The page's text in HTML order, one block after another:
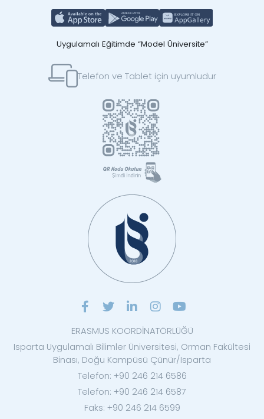
Uygulamalı Eğitimde “Model Üniversite”
Telefon ve Tablet için uyumludur
ERASMUS KOORDİNATÖRLÜĞÜ
Isparta Uygulamalı Bilimler Üniversitesi, Orman Fakültesi
Binası, Doğu Kampüsü Çünür/Isparta
Telefon: +90 246 214 6586
Telefon: +90 246 214 6587
Faks: +90 246 214 6599